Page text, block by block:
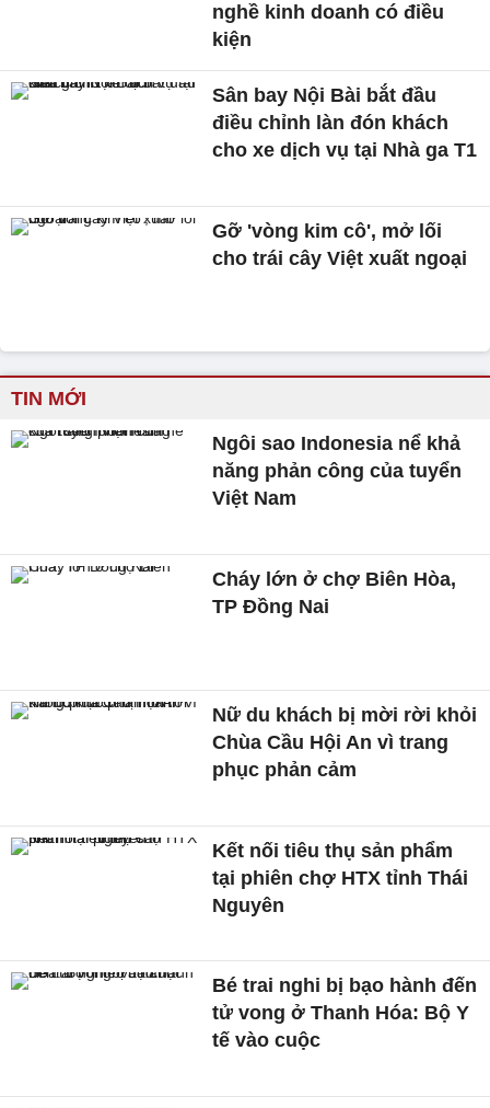
nghề kinh doanh có điều
kiện
Sân bay Nội Bài bắt đầu
điều chỉnh làn đón khách
cho xe dịch vụ tại Nhà ga T1
Gỡ 'vòng kim cô', mở lối
cho trái cây Việt xuất ngoại
TIN MỚI
Ngôi sao Indonesia nể khả
năng phản công của tuyển
Việt Nam
Cháy lớn ở chợ Biên Hòa,
TP Đồng Nai
Nữ du khách bị mời rời khỏi
Chùa Cầu Hội An vì trang
phục phản cảm
Kết nối tiêu thụ sản phẩm
tại phiên chợ HTX tỉnh Thái
Nguyên
Bé trai nghi bị bạo hành đến
tử vong ở Thanh Hóa: Bộ Y
tế vào cuộc